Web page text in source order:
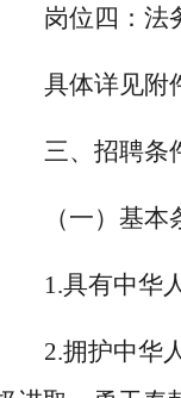
岗位四：法
具体详见附
三、招聘条
（一）基本
1.具有中华
2.拥护中华